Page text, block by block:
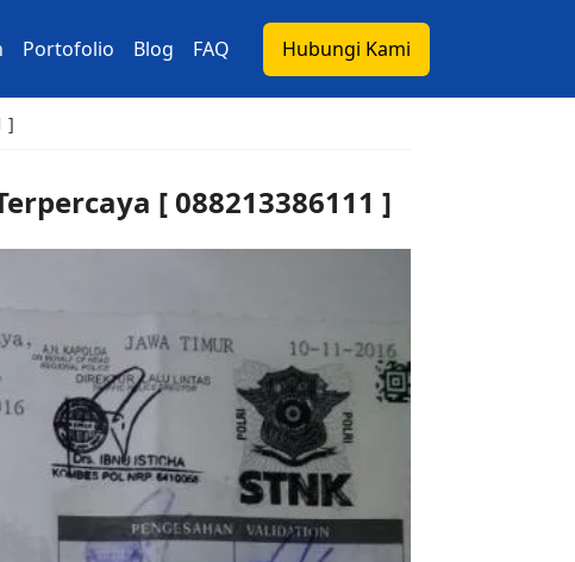
Portofolio Blog FAQ Hubungi Kami
]
[ 088213386111 ]